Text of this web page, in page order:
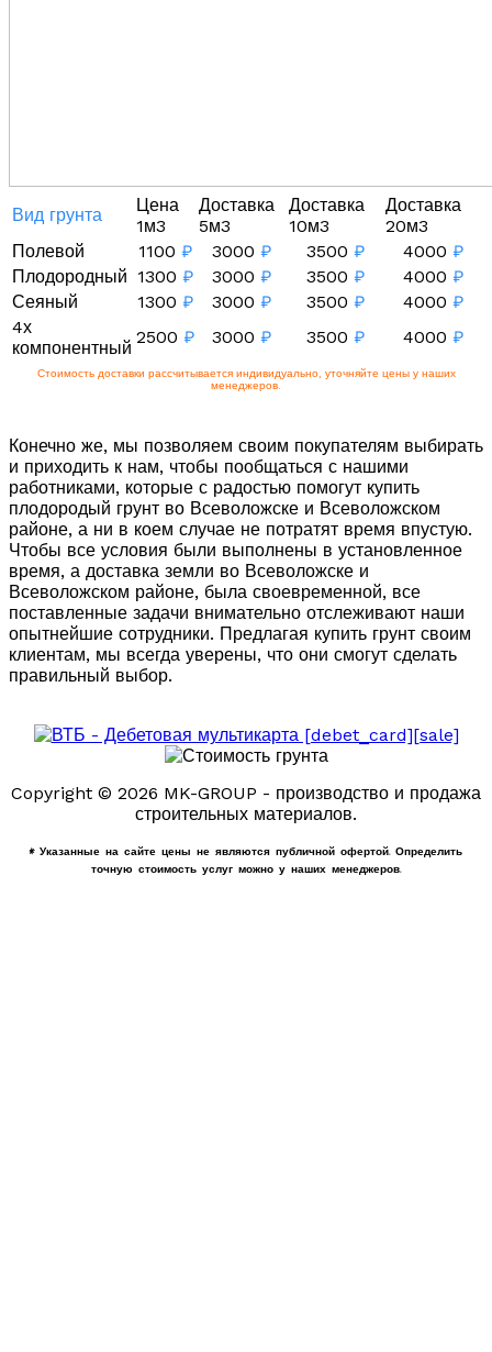
Вид грунта
Цена
1м3
Доставка
5м3
Доставка
10м3
Доставка
20м3
Полевой
1100 ₽ 3000 ₽ 3500 ₽ 4000 ₽
Плодородный 1300 ₽ 3000 ₽ 3500 ₽ 4000 ₽
Сеяный
1300 ₽ 3000 ₽ 3500 ₽ 4000 ₽
4х
компонентный
2500 ₽ 3000 ₽ 3500 ₽ 4000 ₽
Стоимость доставки рассчитывается индивидуально, уточняйте цены у наших
менеджеров.
Конечно же, мы позволяем своим покупателям выбирать
и приходить к нам, чтобы пообщаться с нашими
работниками, которые с радостью помогут купить
плодородый грунт во Всеволожске и Всеволожском
районе, а ни в коем случае не потратят время впустую.
Чтобы все условия были выполнены в установленное
время, а доставка земли во Всеволожске и
Всеволожском районе, была своевременной, все
поставленные задачи внимательно отслеживают наши
опытнейшие сотрудники. Предлагая купить грунт своим
клиентам, мы всегда уверены, что они смогут сделать
правильный выбор.
Copyright © 2026 MK-GROUP - производство и продажа
строительных материалов.
* Указанные на сайте цены не являются публичной офертой. Определить
точную стоимость услуг можно у наших менеджеров.